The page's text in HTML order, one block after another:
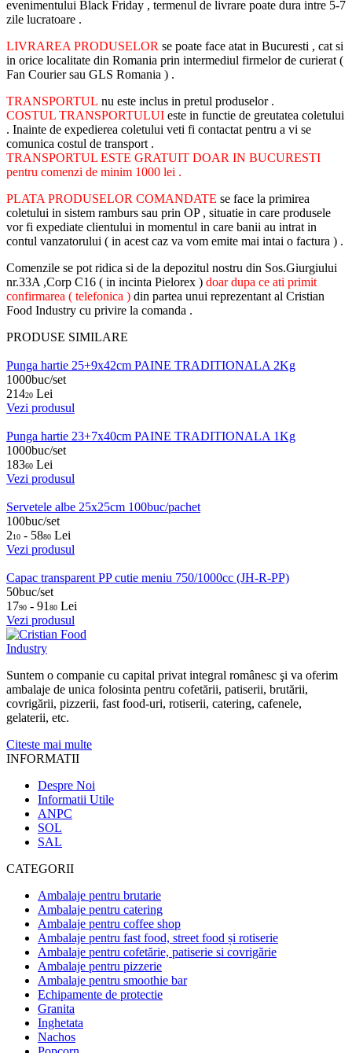
evenimentului Black Friday , termenul de livrare poate dura intre 5-7
zile lucratoare .
LIVRAREA PRODUSELOR se poate face atat in Bucuresti , cat si
in orice localitate din Romania prin intermediul firmelor de curierat (
Fan Courier sau GLS Romania ) .
TRANSPORTUL nu este inclus in pretul produselor .
COSTUL TRANSPORTULUI este in functie de greutatea coletului
. Inainte de expedierea coletului veti fi contactat pentru a vi se
comunica costul de transport .
TRANSPORTUL ESTE GRATUIT DOAR IN BUCURESTI
pentru comenzi de minim 1000 lei .
PLATA PRODUSELOR COMANDATE se face la primirea
coletului in sistem ramburs sau prin OP , situatie in care produsele
vor fi expediate clientului in momentul in care banii au intrat in
contul vanzatorului ( in acest caz va vom emite mai intai o factura ) .
Comenzile se pot ridica si de la depozitul nostru din Sos.Giurgiului
nr.33A ,Corp C16 ( in incinta Pielorex ) doar dupa ce ati primit
confirmarea ( telefonica ) din partea unui reprezentant al Cristian
Food Industry cu privire la comanda .
PRODUSE SIMILARE
Punga hartie 25+9x42cm PAINE TRADITIONALA 2Kg
1000buc/set
21420 Lei
Vezi produsul
Punga hartie 23+7x40cm PAINE TRADITIONALA 1Kg
1000buc/set
18360 Lei
Vezi produsul
Servetele albe 25x25cm 100buc/pachet
100buc/set
210 - 5880 Lei
Vezi produsul
Capac transparent PP cutie meniu 750/1000cc (JH-R-PP)
50buc/set
1790 - 91 80 Lei
Vezi produsul
Suntem o companie cu capital privat integral românesc şi va oferim
ambalaje de unica folosinta pentru cofetării, patiserii, brutării,
covrigării, pizzerii, fast food-uri, rotiserii, catering, cafenele,
gelaterii, etc.
Citeste mai multe
INFORMATII
Despre Noi
Informatii Utile
ANPC
SOL
SAL
CATEGORII
Ambalaje pentru brutarie
Ambalaje pentru catering
Ambalaje pentru coffee shop
Ambalaje pentru fast food, street food și rotiserie
Ambalaje pentru cofetărie, patiserie si covrigărie
Ambalaje pentru pizzerie
Ambalaje pentru smoothie bar
Echipamente de protectie
Granita
Inghetata
Nachos